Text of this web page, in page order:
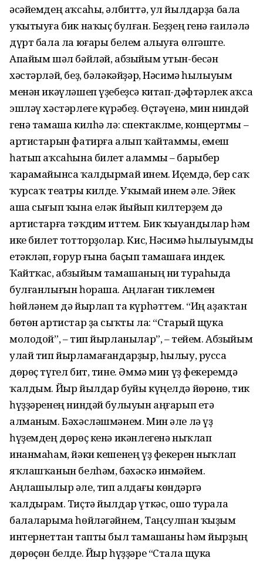
әсәйемдең аҡсаһы, әлбиттә, ул йылдарҙа бала
уҡытыуға бик наҡыҫ булған. Беҙҙең генә ғаиләлә
дүрт бала ла юғары белем алыуға өлгәште.
Апайым шәл бәйләй, абзыйым утын-бесән
хәстәрләй, беҙ, бәләкәйҙәр, Нәсимә һылыуым
менән икәүләшеп үҙебеҙсә китап-дәфтәрлек аҡса
эшләү хәстәрлеге күрәбеҙ. Өҫтәүенә, мин ниндәй
генә тамаша килһә лә: спектаклме, концертмы –
артистарын фатирға алып ҡайтаммы, емеш
һатып аҡсаһына билет аламмы – барыбер
ҡарамайынса ҡалдырмай инем. Иҫемдә, бер саҡ
ҡурсаҡ театры килде. Уҡымай инем әле. Эйек
аша сығып ҡына еләк йыйып килтерҙем дә
артистарға тәҡдим иттем. Бик ҡыуандылар һәм
ике билет тотторҙолар. Кис, Нәсимә һылыуымды
етәкләп, ғорур ғына баҫып тамашаға индек.
Ҡайтҡас, абзыйым тамашаның ни тураһыда
булғанлығын һораша. Аңлаған тиклемен
һөйләнем дә йырлап та күрһәттем. “Иң аҙаҡтан
бөтөн артистар ҙа сыҡты ла: “Старый щука
молодой”, – тип йырланылар”, – тейем. Абзыйым
улай тип йырламағандарҙыр, һылыу, русса
дөрөҫ түгел бит, тине. Әммә мин үҙ фекеремдә
ҡалдым. Йыр йылдар буйы күңелдә йөрөнө, тик
һүҙҙәренең ниндәй булыуын аңғарып етә
алманым. Бәхәсләшмәнем. Мин әле лә үҙ
һүҙемдең дөрөҫ кенә икәнлегенә ныҡлап
инанмаһам, йәки кешенең үҙ фекерен ныҡлап
яҡлашҡанын белһәм, бәхәскә инмәйем.
Аңлашылыр әле, тип алдағы көндәргә
ҡалдырам. Тиҫтә йылдар үткәс, ошо турала
балаларыма һөйләгәйнем, Таңсулпан ҡыҙым
интернеттан тапты был тамашаны һәм йырҙың
дөрөҫөн белде. Йыр һүҙҙәре “Стала щука